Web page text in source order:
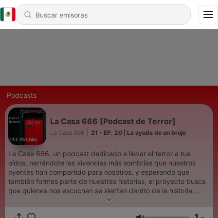
Podcasts
La Casa 666 [Podcast de Terror]
La Casa 666 21 - EP. 20 | La ayuda de un brujo
La Casa 666, un podcast dedicado a llevar el terror a tus
oídos, narrándote las vivencias más sombrías que nuestros
oyentes han compartido para nosotros, y esperando que
también formes parte de nuestras historias, el proyecto busca
que quienes nos escuchan se sientan dentro de la historia,
empatizando con el miedo que sintieron nuestros